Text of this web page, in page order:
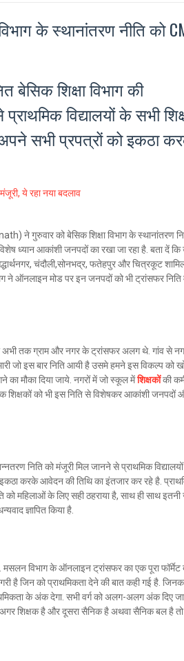
के स्थानांतरण नीति को
बेसिक शिक्षा विभाग की
विद्यालयों के सभी
सभी प्रपत्रों को इकठा
ने गुरुवार को बेसिक शिक्षा विभाग के स्थानांतरण
ध्यान आकांशी जनपदों का रखा जा रहा है. बता दें कि
चंदौली,सोनभद्र, फतेहपुर और चित्रकूट शामिल
ने ऑनलाइन मोड पर इन जनपदों को भी ट्रांसफर निति
की अभी तक ग्राम और नगर के ट्रांसफर अलग थे. गांव से
जो इस बार निति आयी है उसमे हमने इस विकल्प को
का मौका दिया जाये. नगरों में जो स्कूल मेंशिक्षकोंकी
शिक्षकों को भी इस निति से विशेषकर आकांशी जनपदों
निति को मंजूरी मिल जानने से प्राथमिक
करके आवेदन की तिथि का इंतजार कर रहे है.
को महिलाओं के लिए सही ठहराया है, साथ ही साथ इतनी
ज्ञापित किया है.
मसलन विभाग के ऑनलाइन ट्रांसफर का एक पूरा फॉर्मेट
है जिन को प्राथमिकता देने की बात कही गई है.
के अंक देगा. सभी वर्ग को अलग-अलग अंक दिए
शिक्षक है और दूसरा सैनिक है अथवा सैनिक बल है